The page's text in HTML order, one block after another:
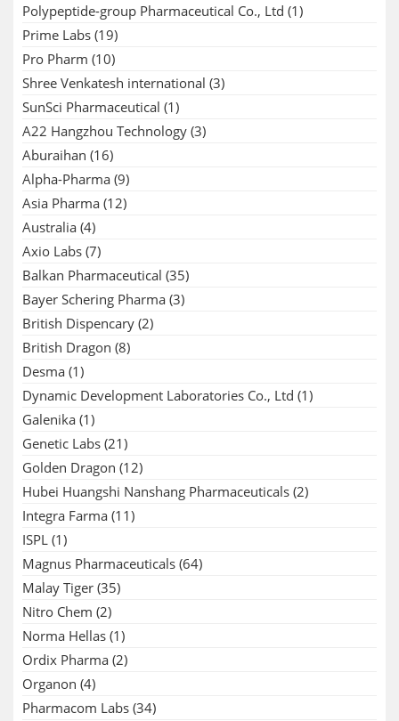
Polypeptide-group Pharmaceutical Co., Ltd (1)
Prime Labs (19)
Pro Pharm (10)
Shree Venkatesh international (3)
SunSci Pharmaceutical (1)
A22 Hangzhou Technology (3)
Aburaihan (16)
Alpha-Pharma (9)
Asia Pharma (12)
Australia (4)
Axio Labs (7)
Balkan Pharmaceutical (35)
Bayer Schering Pharma (3)
British Dispencary (2)
British Dragon (8)
Desma (1)
Dynamic Development Laboratories Co., Ltd (1)
Galenika (1)
Genetic Labs (21)
Golden Dragon (12)
Hubei Huangshi Nanshang Pharmaceuticals (2)
Integra Farma (11)
ISPL (1)
Magnus Pharmaceuticals (64)
Malay Tiger (35)
Nitro Chem (2)
Norma Hellas (1)
Ordix Pharma (2)
Organon (4)
Pharmacom Labs (34)